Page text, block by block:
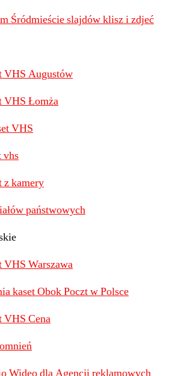
Śródmieście slajdów klisz i zdjeć
VHS Augustów
VHS Łomża
VHS
vhs
z kamery
państwowych
VHS Warszawa
kaset Obok Poczt w Polsce
VHS Cena